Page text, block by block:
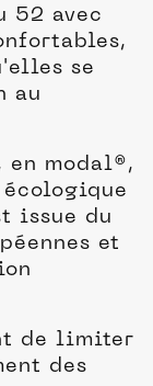
52 avec
se
au
en modal®,
issue du
et
de limiter
des